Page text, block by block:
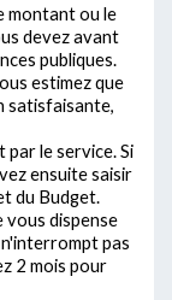
montant ou le
devez avant
publiques.
estimez que
satisfaisante,
par le service. Si
ensuite saisir
du Budget.
vous dispense
pas
2 mois pour